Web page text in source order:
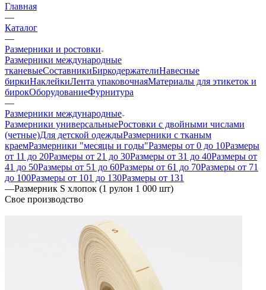
Главная
—
Каталог
—
Размерники и ростовки
Размерники международные
тканевыеСоставникиБиркодержателиНавесные
биркиНаклейкиЛента упаковочнаяМатериалы для этикеток и
бирокОборудованиеФурнитура
—
Размерники международные
Размерники универсальныеРостовки с двойными числами
(четные)Для детской одеждыРазмерники с тканым
краемРазмерники "месяцы и годы"Размеры от 0 до 10Размеры
от 11 до 20Размеры от 21 до 30Размеры от 31 до 40Размеры от
41 до 50Размеры от 51 до 60Размеры от 61 до 70Размеры от 71
до 100Размеры от 101 до 130Размеры от 131
—Размерник S хлопок (1 рулон 1 000 шт)
Свое производство